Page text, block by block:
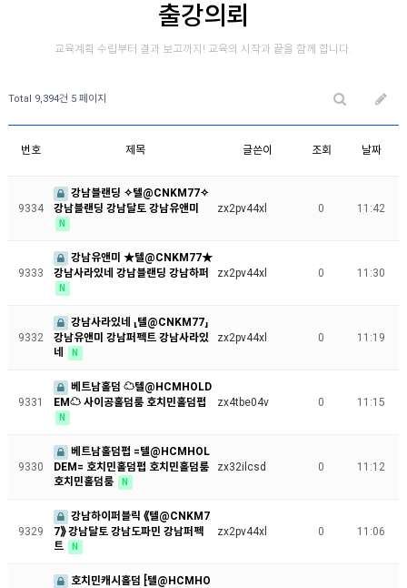
출강의뢰
교육계획 수립부터 결과 보고까지! 교육의 시작과 끝을 함께 합니다.
Total 9,394건 5 페이지
번호 제목 글쓴이 조회 날짜
9334
강남블랜딩 ✧텔@CNKM77✧
강남블랜딩 강남달토 강남유앤미
N
zx2pv44xl 0 11:42
9333
강남유앤미 ★텔@CNKM77★
강남사라있네 강남블랜딩 강남하퍼
N
zx2pv44xl 0 11:30
9332
강남사라있네 ⸤텔@CNKM77⸥
강남유앤미 강남퍼펙트 강남사라있
네
N
zx2pv44xl 0 11:19
9331
베트남홀덤 ☁텔@HCMHOLD
EM☁ 사이공홀덤룸 호치민홀덤펍
N
zx4tbe04v 0 11:15
9330
베트남홀덤펍 =텔@HCMHOL
DEM= 호치민홀덤펍 호치민홀덤룸
호치민홀덤룸
N
zx32ilcsd 0 11:12
9329
강남하이퍼블릭 ⟪텔@CNKM7
7⟫ 강남달토 강남도파민 강남퍼펙
트
N
zx2pv44xl 0 11:06
호치민캐시홀덤 ⁅텔@HCMHO